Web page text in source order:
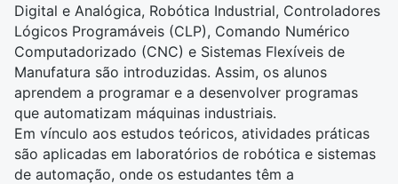
Digital e Analógica, Robótica Industrial, Controladores
Lógicos Programáveis (CLP), Comando Numérico
Computadorizado (CNC) e Sistemas Flexíveis de
Manufatura são introduzidas. Assim, os alunos
aprendem a programar e a desenvolver programas
que automatizam máquinas industriais.
Em vínculo aos estudos teóricos, atividades práticas
são aplicadas em laboratórios de robótica e sistemas
de automação, onde os estudantes têm a